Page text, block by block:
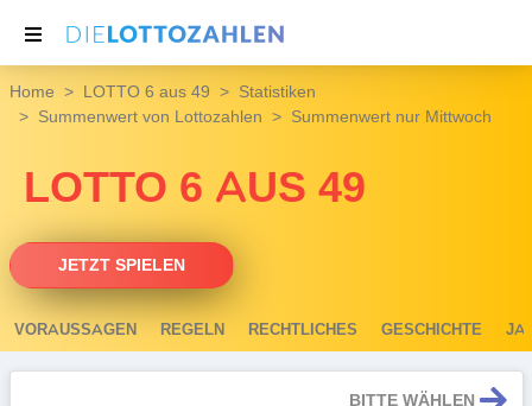
NACHRICHTEN
Home LOTTO 6 aus 49
Statistiken
Summenwert von Lottozahlen
Summenwert nur Mittwoch
LOTTO 6 AUS 49
JETZT SPIELEN
VORAUSSAGEN REGELN RECHTLICHES GESCHICHTE
BITTE WÄHLEN